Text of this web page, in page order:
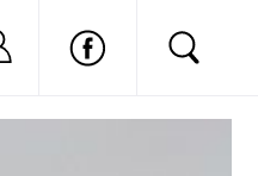
Nu ai cont?